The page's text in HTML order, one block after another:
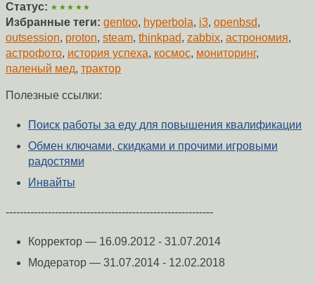
Статус: ★★★★★
Избранные теги: gentoo, hyperbola, i3, openbsd,
outsession, proton, steam, thinkpad, zabbix, астрономия,
астрофото, история успеха, космос, мониторинг,
паленый мед, трактор
Полезные ссылки:
Поиск работы за еду для повышения квалификации
Обмен ключами, скидками и прочими игровыми
радостями
Инвайты
-----------------------------------------------------------
Корректор — 16.09.2012 - 31.07.2014
Модератор — 31.07.2014 - 12.02.2018